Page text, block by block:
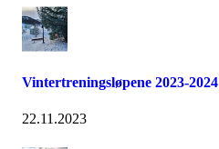
Vintertreningsløpene 2023-2024
22.11.2023